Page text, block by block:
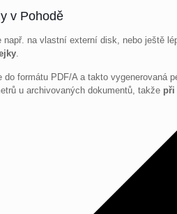
v Pohodě
např. na vlastní externí disk, nebo ještě
do formátu PDF/A a takto vygenerovaná
u archivovaných dokumentů, takže při